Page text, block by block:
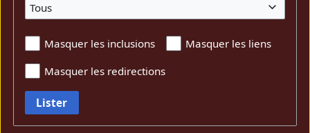
Tous
Masquer les inclusions
Masquer les liens
Masquer les redirections
Lister